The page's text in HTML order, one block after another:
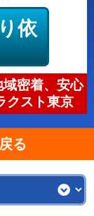
依
密着、安心
クスト東京
る